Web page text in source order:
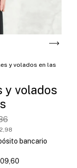
y volados en las
y volados
bancario